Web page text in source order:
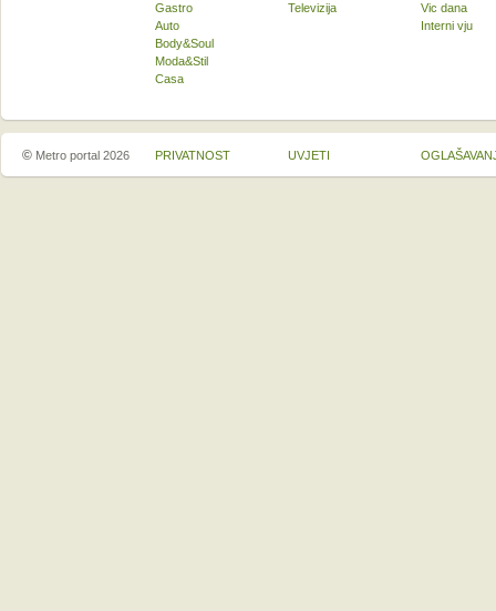
Gastro
Auto
Body&Soul
Moda&Stil
Casa
Televizija
Vic dana
Interni vju
© Metro portal 2026 PRIVATNOST UVJETI